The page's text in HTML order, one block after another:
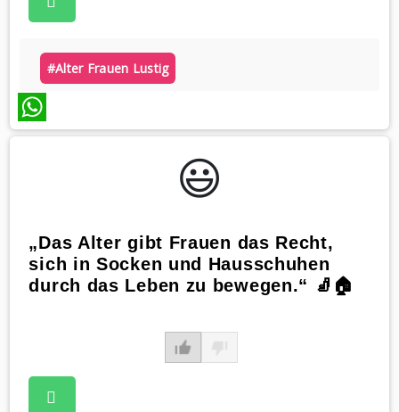
#alter Frauen Lustig
WhatsApp
😃️
„Das Alter gibt Frauen das Recht,
sich in Socken und Hausschuhen
durch das Leben zu bewegen.“ 🧦🏠